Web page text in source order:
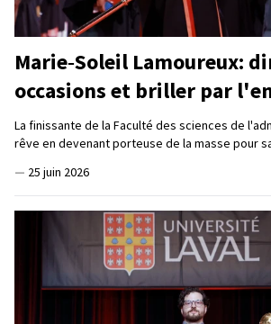
Marie‑Soleil Lamoureux:
occasions et briller par
La finissante de la Faculté des sciences de
rêve en devenant porteuse de la masse pour
— 25 juin 2026